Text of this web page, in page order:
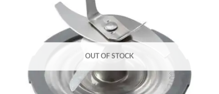
OUT OF STOCK